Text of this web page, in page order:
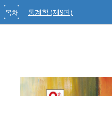
통계학 (제9판)
목차